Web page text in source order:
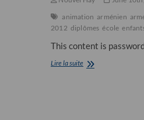
animation arménien
2012 diplômes école
This content is
Lire la suiteFête